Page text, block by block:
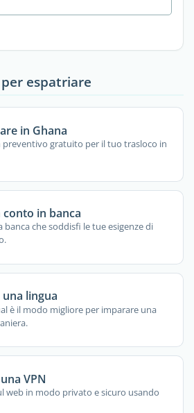
espatriare
in Ghana
preventivo gratuito per il tuo trasloco in
in banca
banca che soddisfi le tue esigenze di
lingua
è il modo migliore per imparare una
VPN
web in modo privato e sicuro usando